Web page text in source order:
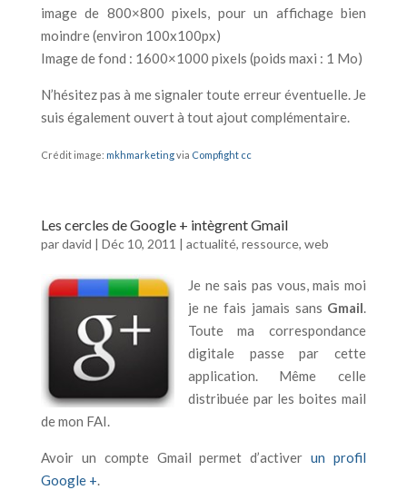
image de 800×800 pixels, pour un affichage bien
moindre (environ 100x100px)
Image de fond : 1600×1000 pixels (poids maxi : 1 Mo)
N’hésitez pas à me signaler toute erreur éventuelle. Je
suis également ouvert à tout ajout complémentaire.
Crédit image: mkhmarketingvia Compfight cc
Les cercles de Google + intègrent Gmail
pardavid | Déc 10, 2011 | actualité, ressource, web
Je ne sais pas vous, mais moi
je ne fais jamais sans Gmail.
Toute ma correspondance
digitale passe par cette
application. Même celle
distribuée par les boites mail
de mon FAI.
Avoir un compte Gmail permet d’activer un profil
Google +.